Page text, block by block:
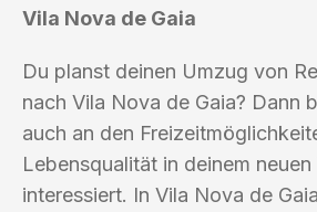
Vila Nova de Gaia
Du planst deinen Umzug von
nach Vila Nova de Gaia? Dann
auch an den
Lebensqualität in deinem
interessiert. In Vila Nova de